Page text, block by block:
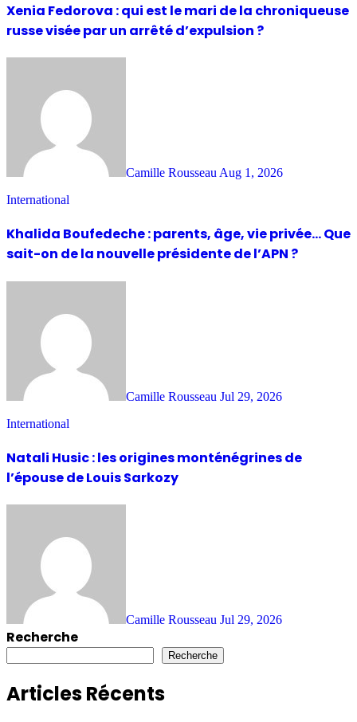
Xenia Fedorova : qui est le mari de la chroniqueuse
russe visée par un arrêté d’expulsion ?
Camille Rousseau Aug 1, 2026
International
Khalida Boufedeche : parents, âge, vie privée… Que
sait-on de la nouvelle présidente de l’APN ?
Camille Rousseau Jul 29, 2026
International
Natali Husic : les origines monténégrines de
l’épouse de Louis Sarkozy
Camille Rousseau Jul 29, 2026
Recherche
Recherche
Articles Récents